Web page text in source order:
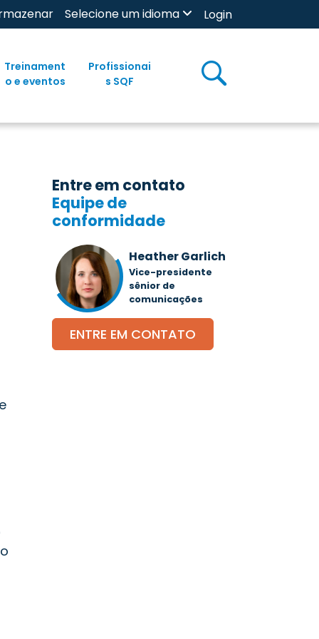
Selecione um idioma Login
Treinament
o e eventos
Profissionai
s SQF
Entre em contato
Equipe de
conformidade
Heather Garlich
Vice-presidente
sênior de
comunicações
ENTRE EM CONTATO